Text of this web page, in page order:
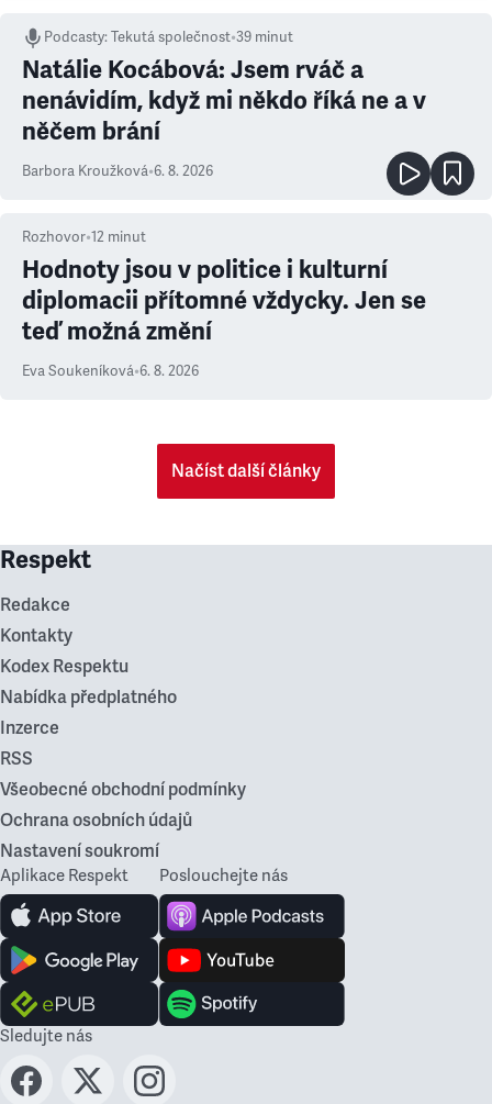
Podcasty:Tekutá společnost•39 minut
Natálie Kocábová: Jsem rváč a
nenávidím, když mi někdo říká ne a v
něčem brání
Barbora Kroužková•6. 8. 2026
Rozhovor•12 minut
Hodnoty jsou v politice i kulturní
diplomacii přítomné vždycky. Jen se
teď možná změní
Eva Soukeníková•6. 8. 2026
Načíst další články
Respekt
Redakce
Kontakty
Kodex Respektu
Nabídka předplatného
Inzerce
RSS
Všeobecné obchodní podmínky
Ochrana osobních údajů
Nastavení soukromí
Aplikace Respekt Poslouchejte nás
Sledujte nás